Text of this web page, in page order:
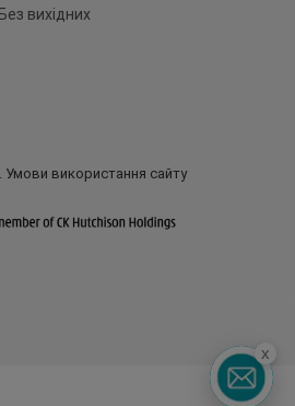
Без вихідних
Умови використання сайту
x